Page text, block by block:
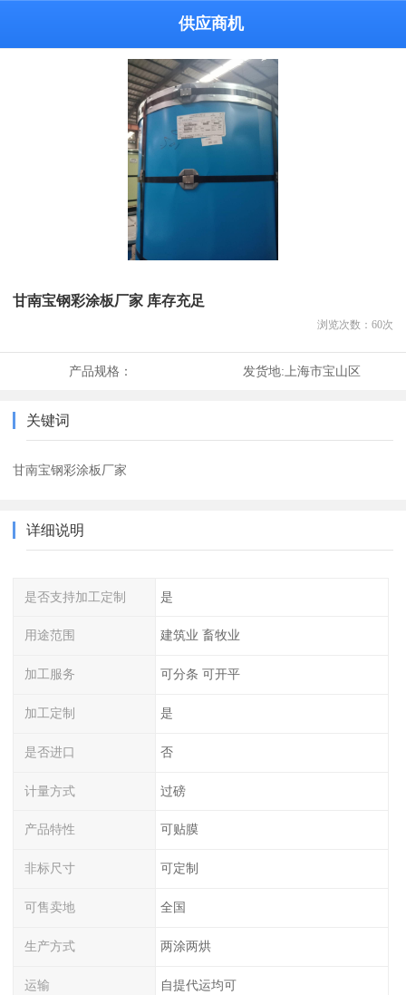
供应商机
甘南宝钢彩涂板厂家 库存充足
浏览次数： 60次
产品规格： 发货地:上海市宝山区
关键词
甘南宝钢彩涂板厂家
详细说明
是否支持加工定制 是
用途范围 建筑业 畜牧业
加工服务 可分条 可开平
加工定制 是
是否进口 否
计量方式 过磅
产品特性 可贴膜
非标尺寸 可定制
可售卖地 全国
生产方式 两涂两烘
运输 自提代运均可